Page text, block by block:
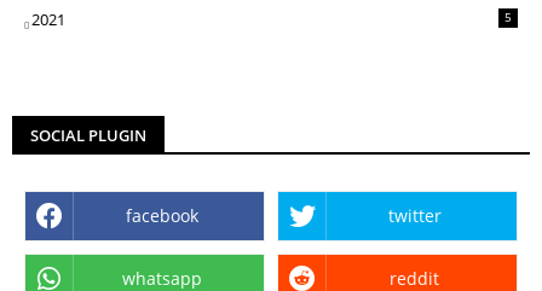
2021 5
SOCIAL PLUGIN
facebook twitter
whatsapp reddit